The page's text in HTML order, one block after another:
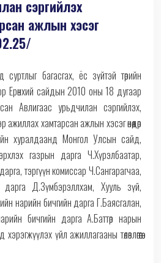
сэргийлэх
ажлын хэсэг
суртлыг багасгах, ёс зүйтэй төрийн
Ерөнхий сайдын 2010 оны 18 дугаар
Авлигаас урьдчилан сэргийлэх,
ажиллах хамтарсан ажлын хэсэг өнөөдөр
хуралдаанд Монгол Улсын сайд,
газрын дарга Ч.Хүрэлбаатар,
тэргүүн комиссар Ч.Сангарагчаа,
дарга Д.Зүмбэрэллхам, Хууль зүй,
нарийн бичгийн дарга Г.Баясгалан,
бичгийн дарга А.Баттөр нарын
үйл ажиллагааны төлөвлөгөөгөө